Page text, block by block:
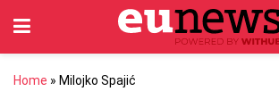
Home » Milojko Spajić